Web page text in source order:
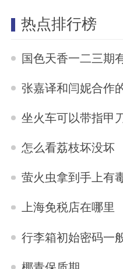
热点排行榜
国色天香一二三期有什么
张嘉译和闫妮合作的电视剧有
坐火车可以带指甲
怎么看荔枝坏没坏
萤火虫拿到手上有
上海免税店在哪里
行李箱初始密码一